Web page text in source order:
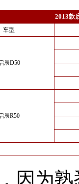
2013款
车型
辰D50
辰R50
因为